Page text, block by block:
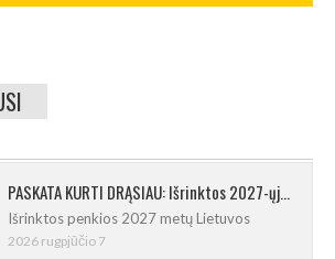
PASKATA KURTI DRĄSIAU: Išrinktos 2027-ųjų Lietuvos mažosios kultūros sostinės
Išrinktos penkios 2027 metų Lietuvos
2026 rugpjūčio 7